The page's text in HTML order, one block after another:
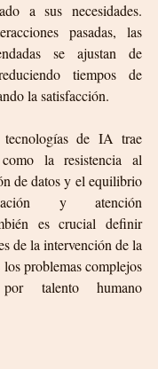
a sus necesidades.
pasadas, las
se ajustan de
tiempos de
la satisfacción.
de IA trae
la resistencia al
de datos y el equilibrio
y atención
es crucial definir
de la intervención de la
problemas complejos
talento humano